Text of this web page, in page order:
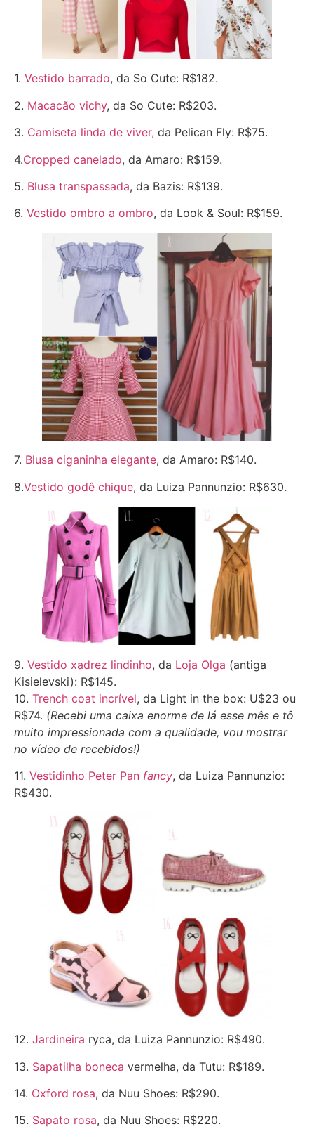
1. Vestido barrado, da So Cute: R$182.
2. Macacão vichy, da So Cute: R$203.
3. Camiseta linda de viver, da Pelican Fly: R$75.
4.Cropped canelado, da Amaro: R$159.
5. Blusa transpassada, da Bazis: R$139.
6. Vestido ombro a ombro, da Look & Soul: R$159.
7. Blusa ciganinha elegante, da Amaro: R$140.
8.Vestido godê chique, da Luiza Pannunzio: R$630.
9. Vestido xadrez lindinho, da Loja Olga (antiga
Kisielevski): R$145.
10. Trench coat incrível, da Light in the box: U$23 ou
R$74. (Recebi uma caixa enorme de lá esse mês e tô
muito impressionada com a qualidade, vou mostrar
no vídeo de recebidos!)
11. Vestidinho Peter Pan fancy, da Luiza Pannunzio:
R$430.
12. Jardineira ryca, da Luiza Pannunzio: R$490.
13. Sapatilha boneca vermelha, da Tutu: R$189.
14. Oxford rosa, da Nuu Shoes: R$290.
15. Sapato rosa, da Nuu Shoes: R$220.